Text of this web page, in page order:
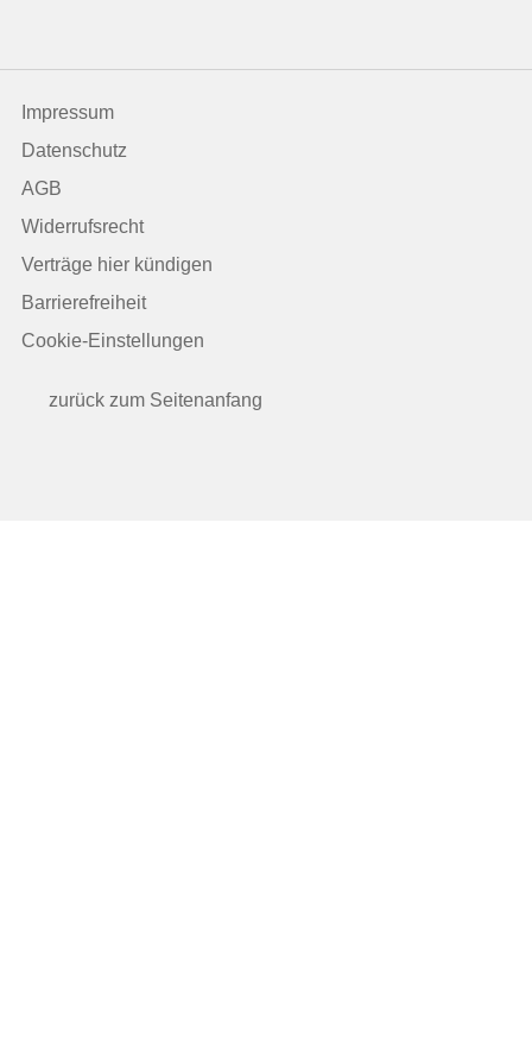
Impressum
Datenschutz
AGB
Widerrufsrecht
Verträge hier kündigen
Barrierefreiheit
Cookie-Einstellungen
zurück zum Seitenanfang